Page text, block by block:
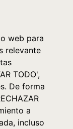
web para
relevante
TODO',
De forma
a
incluso